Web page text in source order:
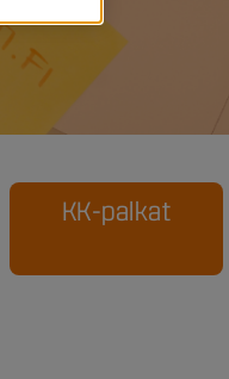
KK-palkat